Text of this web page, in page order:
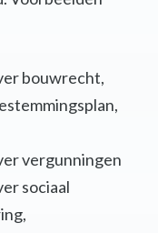
bouwrecht,
vergunningen
sociaal